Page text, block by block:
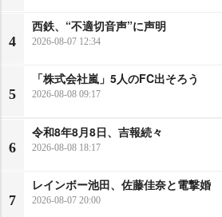
4
西鉄、“不適切音声”に声明
2026-08-07 12:34
5
「株式会社嵐」5人のFC出そろう
2026-08-08 09:17
6
令和8年8月8日、吉報続々
2026-08-08 18:17
7
レインボー池田、佐藤佳奈と電撃婚
2026-08-07 20:00